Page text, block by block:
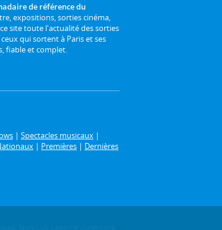
de référence du
expositions, sorties cinéma,
site toute l'actualité des sorties
qui sortent à Paris et ses
fiable et complet.
| Spectacles musicaux |
| Premières | Dernières